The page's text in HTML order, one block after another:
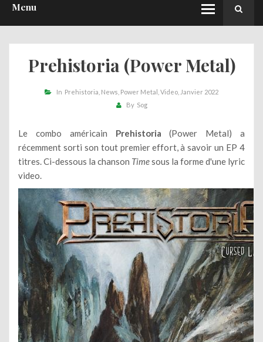
Menu
Prehistoria (Power Metal)
In Prehistoria News Power Metal Video Janvier 2022
By Sog
Le combo américain Prehistoria (Power Metal) a
récemment sorti son tout premier effort, à savoir un EP 4
titres. Ci-dessous la chanson Timesous la forme d'une lyric
video.